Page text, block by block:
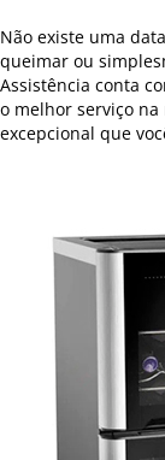
Não existe uma
queimar ou
Assistência conta
o melhor serviço
excepcional que